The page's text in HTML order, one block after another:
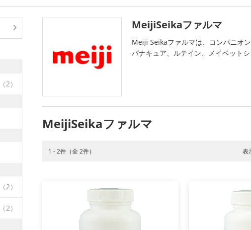
（2）
（2）
（2）
MeijiSeikaファルマ
Meiji Seikaファルマは、コンパニオ
パナキュア、ルテイン、メイベットシ
MeijiSeikaファルマ
1 - 2件（全 2件） 表